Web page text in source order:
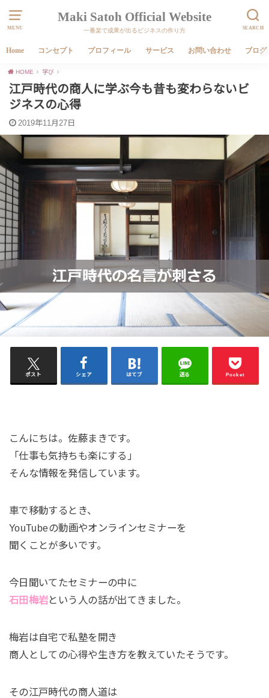
MENU SEARCH
Maki Satoh Official Website
一番楽で成果が出るビジネスの作り方
Home コンセプト プロフィール サービス お問い合わせ ブログ
HOME 学び
江戸時代の商人に学ぶ今も昔も変わらないビ
ジネスの心得
2019年11月27日
ポスト シェア はてブ 送る Pocket
こんにちは。佐藤まきです。
「仕事も気持ちも楽にする」
そんな情報を発信しています。
車で移動するとき、
YouTubeの動画やオンラインセミナーを
聞くことが多いです。
今日聞いてたセミナーの中に
石田梅岩という人の話が出てきました。
梅岩は自宅で私塾を開き
商人としての心得や生き方を教えていたそうです。
その江戸時代の商人道は